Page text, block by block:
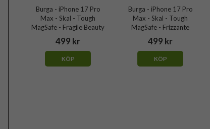
Burga - iPhone 17 Pro
Max - Skal - Tough
MagSafe - Fragile Beauty
499 kr
KÖP
Burga - iPhone 17 Pro
Max - Skal - Tough
MagSafe - Frizzante
499 kr
KÖP